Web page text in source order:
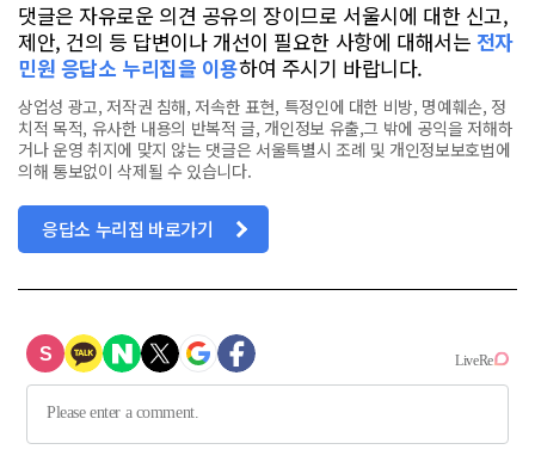
댓글은 자유로운 의견 공유의 장이므로 서울시에 대한 신고,
제안, 건의 등 답변이나 개선이 필요한 사항에 대해서는 전자
민원 응답소 누리집을 이용하여 주시기 바랍니다.
상업성 광고, 저작권 침해, 저속한 표현, 특정인에 대한 비방, 명예훼손, 정
치적 목적, 유사한 내용의 반복적 글, 개인정보 유출,그 밖에 공익을 저해하
거나 운영 취지에 맞지 않는 댓글은 서울특별시 조례 및 개인정보보호법에
의해 통보없이 삭제될 수 있습니다.
응답소 누리집 바로가기